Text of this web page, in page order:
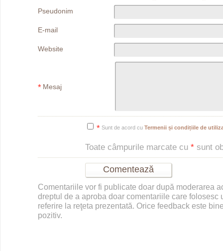
Pseudonim
E-mail
Website
* Mesaj
* Sunt de acord cu Termenii și condițiile de
Toate câmpurile marcate cu * sunt
Comentariile vor fi publicate doar după moderarea
dreptul de a aproba doar comentariile care folosesc
referire la reţeta prezentată. Orice feedback este
pozitiv.